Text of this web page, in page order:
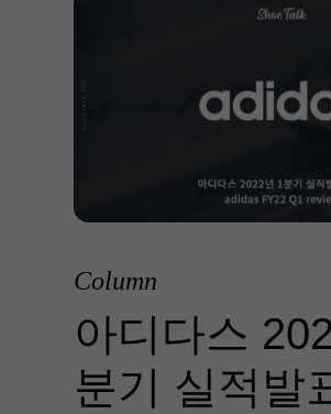
Column
아디다스
분기 실적발